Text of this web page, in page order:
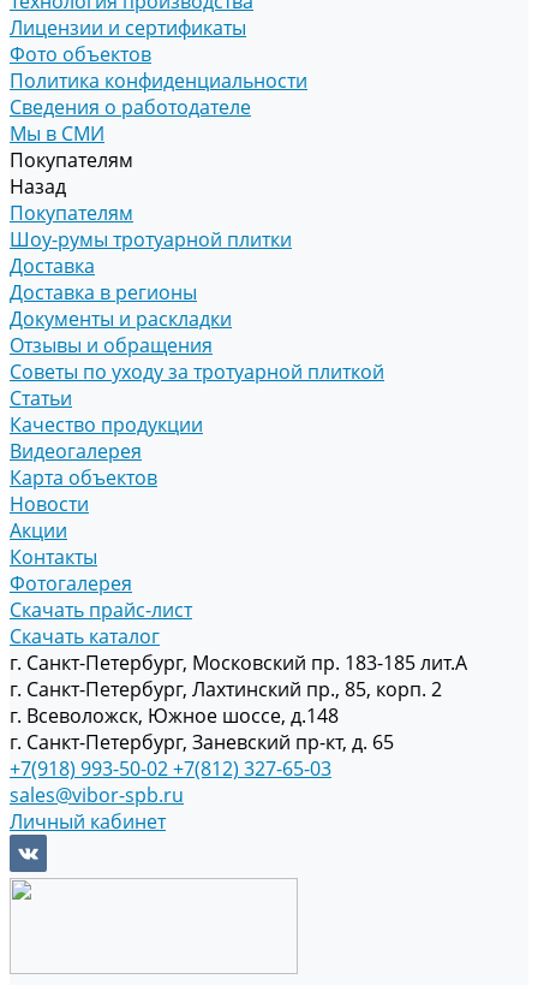
Лицензии и сертификаты
Фото объектов
Политика конфиденциальности
Сведения о работодателе
Мы в СМИ
Покупателям
Назад
Покупателям
Шоу-румы тротуарной плитки
Доставка
Доставка в регионы
Документы и раскладки
Отзывы и обращения
Советы по уходу за тротуарной плиткой
Статьи
Качество продукции
Видеогалерея
Карта объектов
Новости
Акции
Контакты
Фотогалерея
Скачать прайс-лист
Скачать каталог
г. Санкт-Петербург, Московский пр. 183-185 лит.А
г. Санкт-Петербург, Лахтинский пр., 85, корп. 2
г. Всеволожск, Южное шоссе, д.148
г. Санкт-Петербург, Заневский пр-кт, д. 65
+7(918) 993-50-02+7(812) 327-65-03
sales@vibor-spb.ru
Личный кабинет